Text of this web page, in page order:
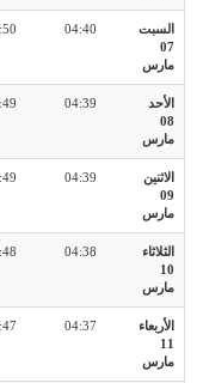
السبت
07
مارس
04:40
الأحد
08
مارس
04:39
الاثنين
09
مارس
04:39
الثلاثاء
10
مارس
04:38
الأربعاء
11
مارس
04:37